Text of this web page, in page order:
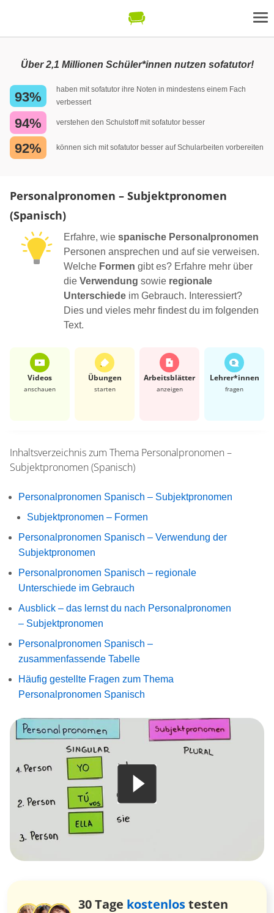
Über 2,1 Millionen Schüler*innen nutzen sofatutor!
93%
haben mit sofatutor ihre Noten in mindestens einem Fach
verbessert
94% verstehen den Schulstoff mit sofatutor besser
92% können sich mit sofatutor besser auf Schularbeiten vorbereiten
Personalpronomen – Subjektpronomen
(Spanisch)
Erfahre, wie spanische Personalpronomen
Personen ansprechen und auf sie verweisen.
Welche Formen gibt es? Erfahre mehr über
die Verwendung sowie regionale
Unterschiede im Gebrauch. Interessiert?
Dies und vieles mehr findest du im folgenden
Text.
Videos
anschauen
Übungen
starten
Arbeits­blätter
anzeigen
Lehrer*​innen
fragen
Inhaltsverzeichnis zum Thema Personalpronomen –
Subjektpronomen (Spanisch)
Personalpronomen Spanisch – Subjektpronomen
Subjektpronomen – Formen
Personalpronomen Spanisch – Verwendung der
Subjektpronomen
Personalpronomen Spanisch – regionale
Unterschiede im Gebrauch
Ausblick – das lernst du nach Personalpronomen
– Subjektpronomen
Personalpronomen ­Spanisch –
zusammenfassende Tabelle
Häufig gestellte Fragen zum Thema
Personalpronomen Spanisch
30 Tage kostenlostesten